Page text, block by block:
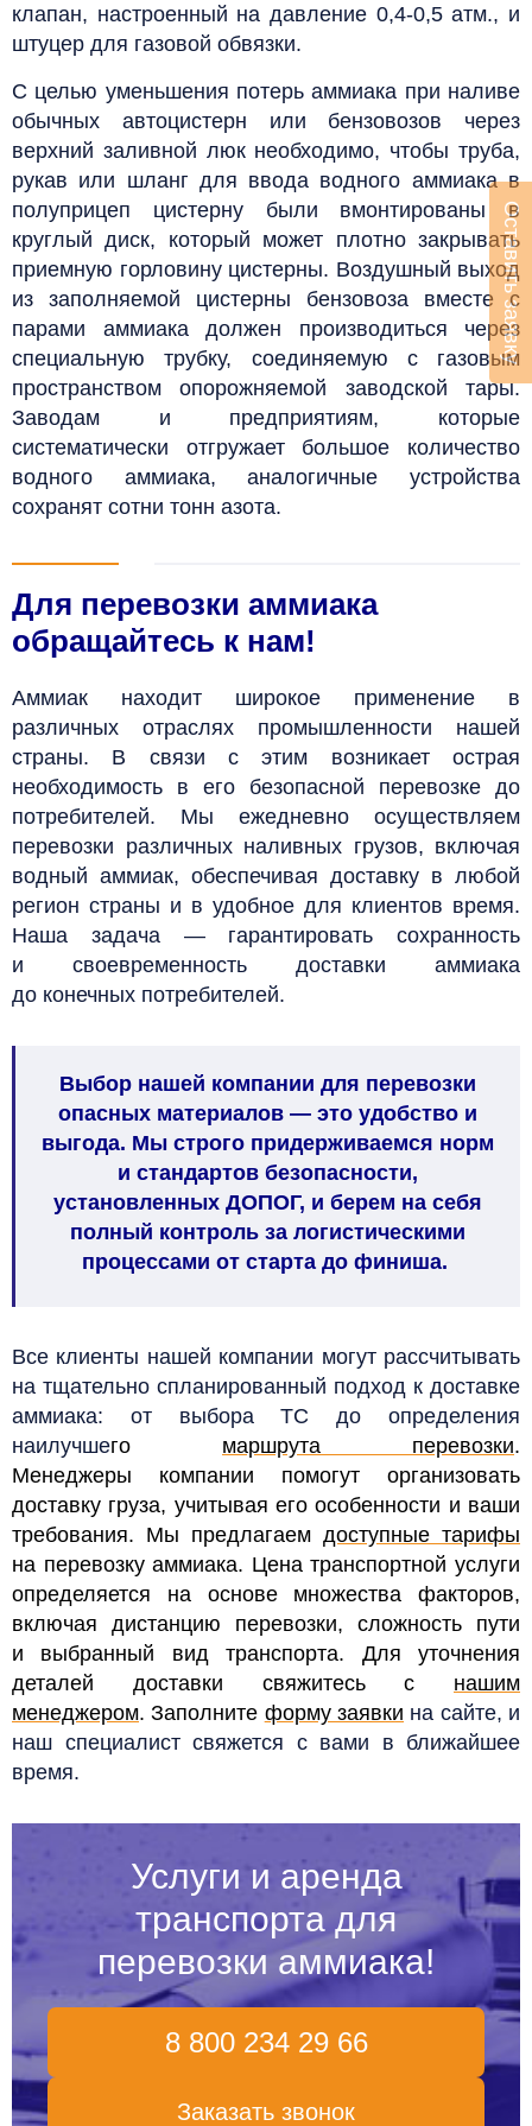
клапан, настроенный на давление 0,4-0,5 атм., и
штуцер для газовой обвязки.
С целью уменьшения потерь аммиака при наливе
обычных автоцистерн или бензовозов через
верхний заливной люк необходимо, чтобы труба,
рукав или шланг для ввода водного аммиака в
полуприцеп цистерну были вмонтированы в
круглый диск, который может плотно закрывать
приемную горловину цистерны. Воздушный выход
из заполняемой цистерны бензовоза вместе с
парами аммиака должен производиться через
специальную трубку, соединяемую с газовым
пространством опорожняемой заводской тары.
Заводам и предприятиям, которые
систематически отгружает большое количество
водного аммиака, аналогичные устройства
сохранят сотни тонн азота.
Для перевозки аммиака
обращайтесь к нам!
Аммиак находит широкое применение в
различных отраслях промышленности нашей
страны. В связи с этим возникает острая
необходимость в его безопасной перевозке до
потребителей. Мы ежедневно осуществляем
перевозки различных наливных грузов, включая
водный аммиак, обеспечивая доставку в любой
регион страны и в удобное для клиентов время.
Наша задача — гарантировать сохранность
и своевременность доставки аммиака
до конечных потребителей.
Выбор нашей компании для перевозки
опасных материалов — это удобство и
выгода. Мы строго придерживаемся норм
и стандартов безопасности,
установленных ДОПОГ, и берем на себя
полный контроль за логистическими
процессами от старта до финиша.
Все клиенты нашей компании могут рассчитывать
на тщательно спланированный подход к доставке
аммиака: от выбора ТС до определения
наилучшего маршрута перевозки.
Менеджеры компании помогут организовать
доставку груза, учитывая его особенности и ваши
требования. Мы предлагаем доступные тарифы
на перевозку аммиака. Цена транспортной услуги
определяется на основе множества факторов,
включая дистанцию перевозки, сложность пути
и выбранный вид транспорта. Для уточнения
деталей доставки свяжитесь с нашим
менеджером. Заполните форму заявки на сайте, и
наш специалист свяжется с вами в ближайшее
время.
Услуги и аренда
транспорта для
перевозки аммиака!
8 800 234 29 66
Заказать звонок
Оставить заявку